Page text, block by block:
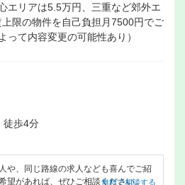
エリアは5.5万円、三重など郊外エ
限の物件を自己負担月7500円でご
って内容変更の可能性あり）
徒歩4分
や、同じ路線の求人なども喜んでご紹
望があれば、ぜひご相談ください。
無料で相談する